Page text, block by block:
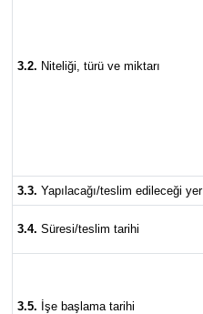
3.2. Niteliği, türü ve miktarı
3.3. Yapılacağı/teslim edileceği yer
3.4. Süresi/teslim tarihi
3.5. İşe başlama tarihi